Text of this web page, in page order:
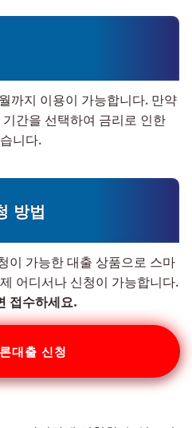
까지 이용이 가능합니다. 만약
간을 선택하여 금리로 인한
니다.
방법
이 가능한 대출 상품으로 스마
어디서나 신청이 가능합니다.
접수하세요.
대출 신청